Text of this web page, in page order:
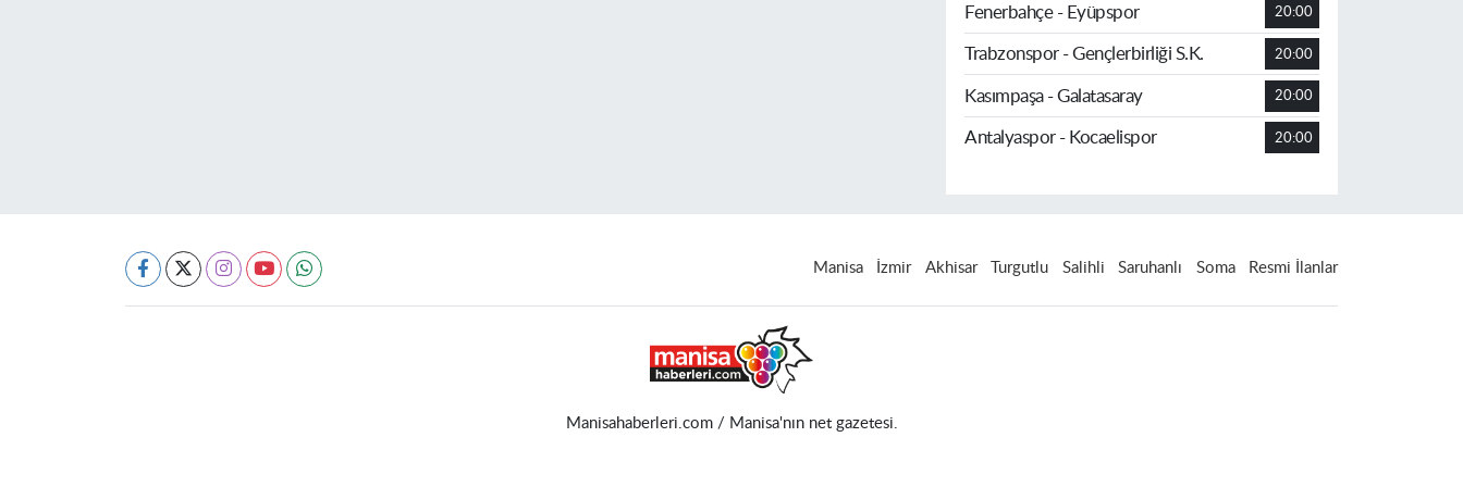
Fenerbahçe - Eyüpspor 20:00
Trabzonspor - Gençlerbirliği S.K. 20:00
Kasımpaşa - Galatasaray 20:00
Antalyaspor - Kocaelispor 20:00
Manisa İzmir Akhisar Turgutlu Salihli Saruhanlı Soma Resmi İlanlar
Manisahaberleri.com / Manisa'nın net gazetesi.